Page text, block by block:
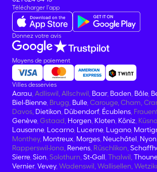
Télécharger l'app
Donnez votre avis
Moyens de paiement
Villes desservies
Aarau , Adliswil, Allschwil, Baar, Baden Bâle,
Biel-Bienne, Brugg, Bulle, Carouge, Cham,
Davos, Dietikon Dübendorf, Écublens ,
Genève, Gstaad, Horgen Kloten Köniz ,
Lausanne, Locarno, Lucerne, Lugano,
Monthey, Montreux Morges Neuchâtel Nyon
Rapperswil-Jona, Renens , Rüschlikon,
Sierre, Sion , Solothurn, St-Gall , Thalwil, Thoune
Vernier, Vevey, Wadenswil, Wallisellen,